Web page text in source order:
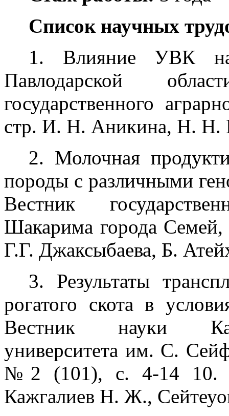
Список научных
1. Влияние УВК на
Павлодарской
государственного
стр. И. Н. Аникина, Н. Н.
2. Молочная
породы с различными
Вестник
Шакарима города
Г.Г. Джаксыбаева, Б.
3. Результаты
рогатого скота в
Вестник науки
университета им. С.
№2 (101), с. 4-14 10.
Кажгалиев Н. Ж.,